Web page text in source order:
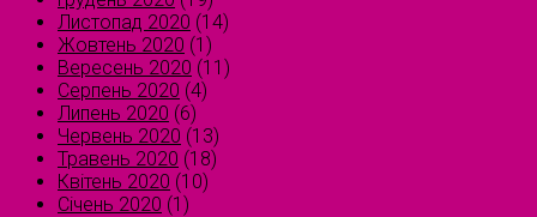
Листопад 2020 (14)
Жовтень 2020 (1)
Вересень 2020 (11)
Серпень 2020 (4)
Липень 2020 (6)
Червень 2020 (13)
Травень 2020 (18)
Квітень 2020 (10)
Січень 2020 (1)